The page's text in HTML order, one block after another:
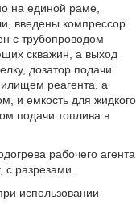
на единой раме,
введены компрессор
с трубопроводом
скважин, а выход
дозатор подачи
реагента, а
и емкость для жидкого
подачи топлива в
рабочего агента
разрезами.
использовании